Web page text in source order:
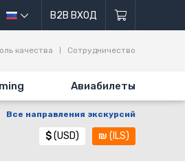
B2B ВХОД
Авиабилеты
качества Сотрудничество
Все направления экскурсий
$(USD) ₪ (ILS)